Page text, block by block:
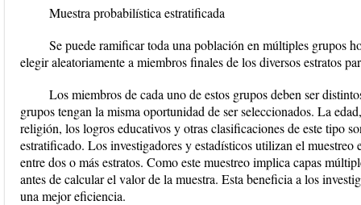
Muestra probabilística estratificada
Se puede ramificar toda una población en múltiples grupos
elegir aleatoriamente a miembros finales de los diversos estratos
Los miembros de cada uno de estos grupos deben ser
grupos tengan la misma oportunidad de ser seleccionados. La
religión, los logros educativos y otras clasificaciones de este tipo
estratificado. Los investigadores y estadísticos utilizan el muestreo
entre dos o más estratos. Como este muestreo implica capas
antes de calcular el valor de la muestra. Esta beneficia a los
una mejor eficiencia.